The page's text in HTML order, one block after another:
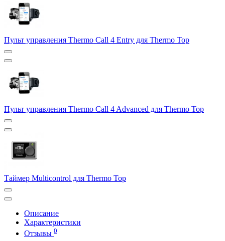
Пульт управления Thermo Call 4 Entry для Thermo Top
Пульт управления Thermo Call 4 Advanced для Thermo Top
Таймер Multicontrol для Thermo Top
Описание
Характеристики
Отзывы 0